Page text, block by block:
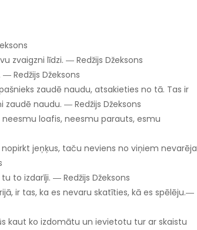
zvaigzni līdzi. ― Redžijs Džeksons
Redžijs Džeksons
zaudē naudu, atsakieties no tā. Tas ir
naudu. ― Redžijs Džeksons
loafis, neesmu parauts, esmu
nopirkt jeņķus, taču neviens no viņiem nevarēja
to izdarīji. ― Redžijs Džeksons
ir tas, ka es nevaru skatīties, kā es spēlēju.―
kaut ko izdomātu un ievietotu tur ar skaistu